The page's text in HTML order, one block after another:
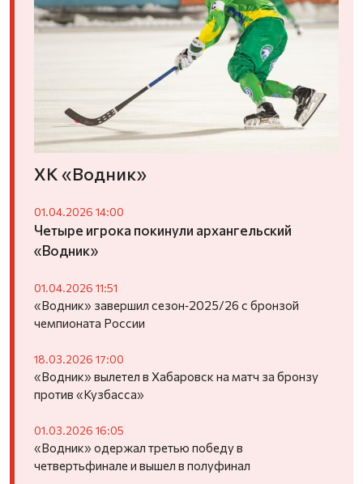
ХК «Водник»
01.04.2026 14:00
Четыре игрока покинули архангельский
«Водник»
01.04.2026 11:51
«Водник» завершил сезон‑2025/26 с бронзой
чемпионата России
18.03.2026 17:00
«Водник» вылетел в Хабаровск на матч за бронзу
против «Кузбасса»
01.03.2026 16:05
«Водник» одержал третью победу в
четвертьфинале и вышел в полуфинал